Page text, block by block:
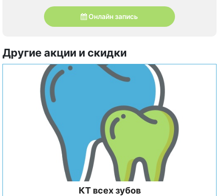
Онлайн запись
Другие акции и скидки
КТ всех зубов